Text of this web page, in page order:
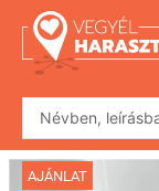
AJÁNLAT